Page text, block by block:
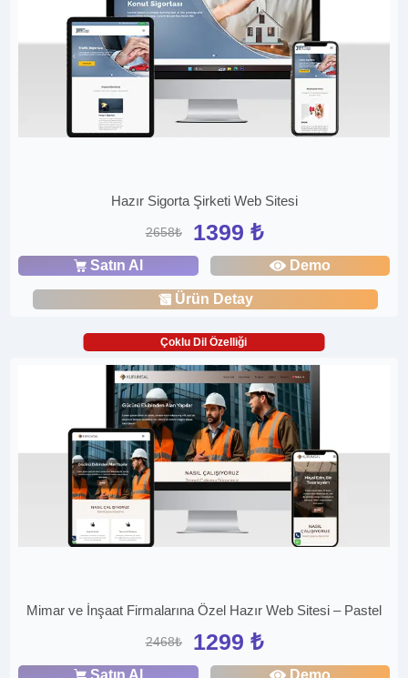
Hazır Sigorta Şirketi Web Sitesi
2658₺ 1399 ₺
Satın Al Demo
Ürün Detay
Çoklu Dil Özelliği
Mimar ve İnşaat Firmalarına Özel Hazır Web Sitesi – Pastel
2468₺ 1299 ₺